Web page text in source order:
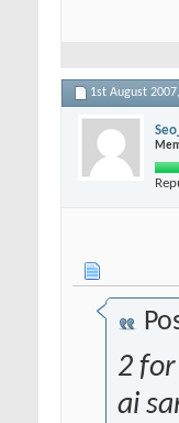
1st August 2007,
2
ai